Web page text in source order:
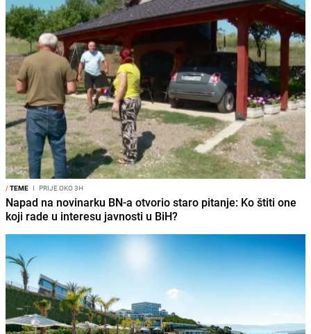
/TEME I PRIJE OKO 3H
Napad na novinarku BN-a otvorio staro pitanje: Ko štiti one
koji rade u interesu javnosti u BiH?